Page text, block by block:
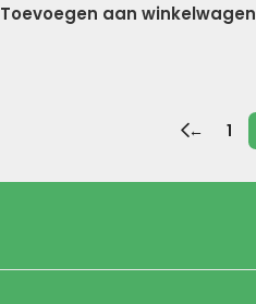
Toevoegen aan winkelwagen
← 1